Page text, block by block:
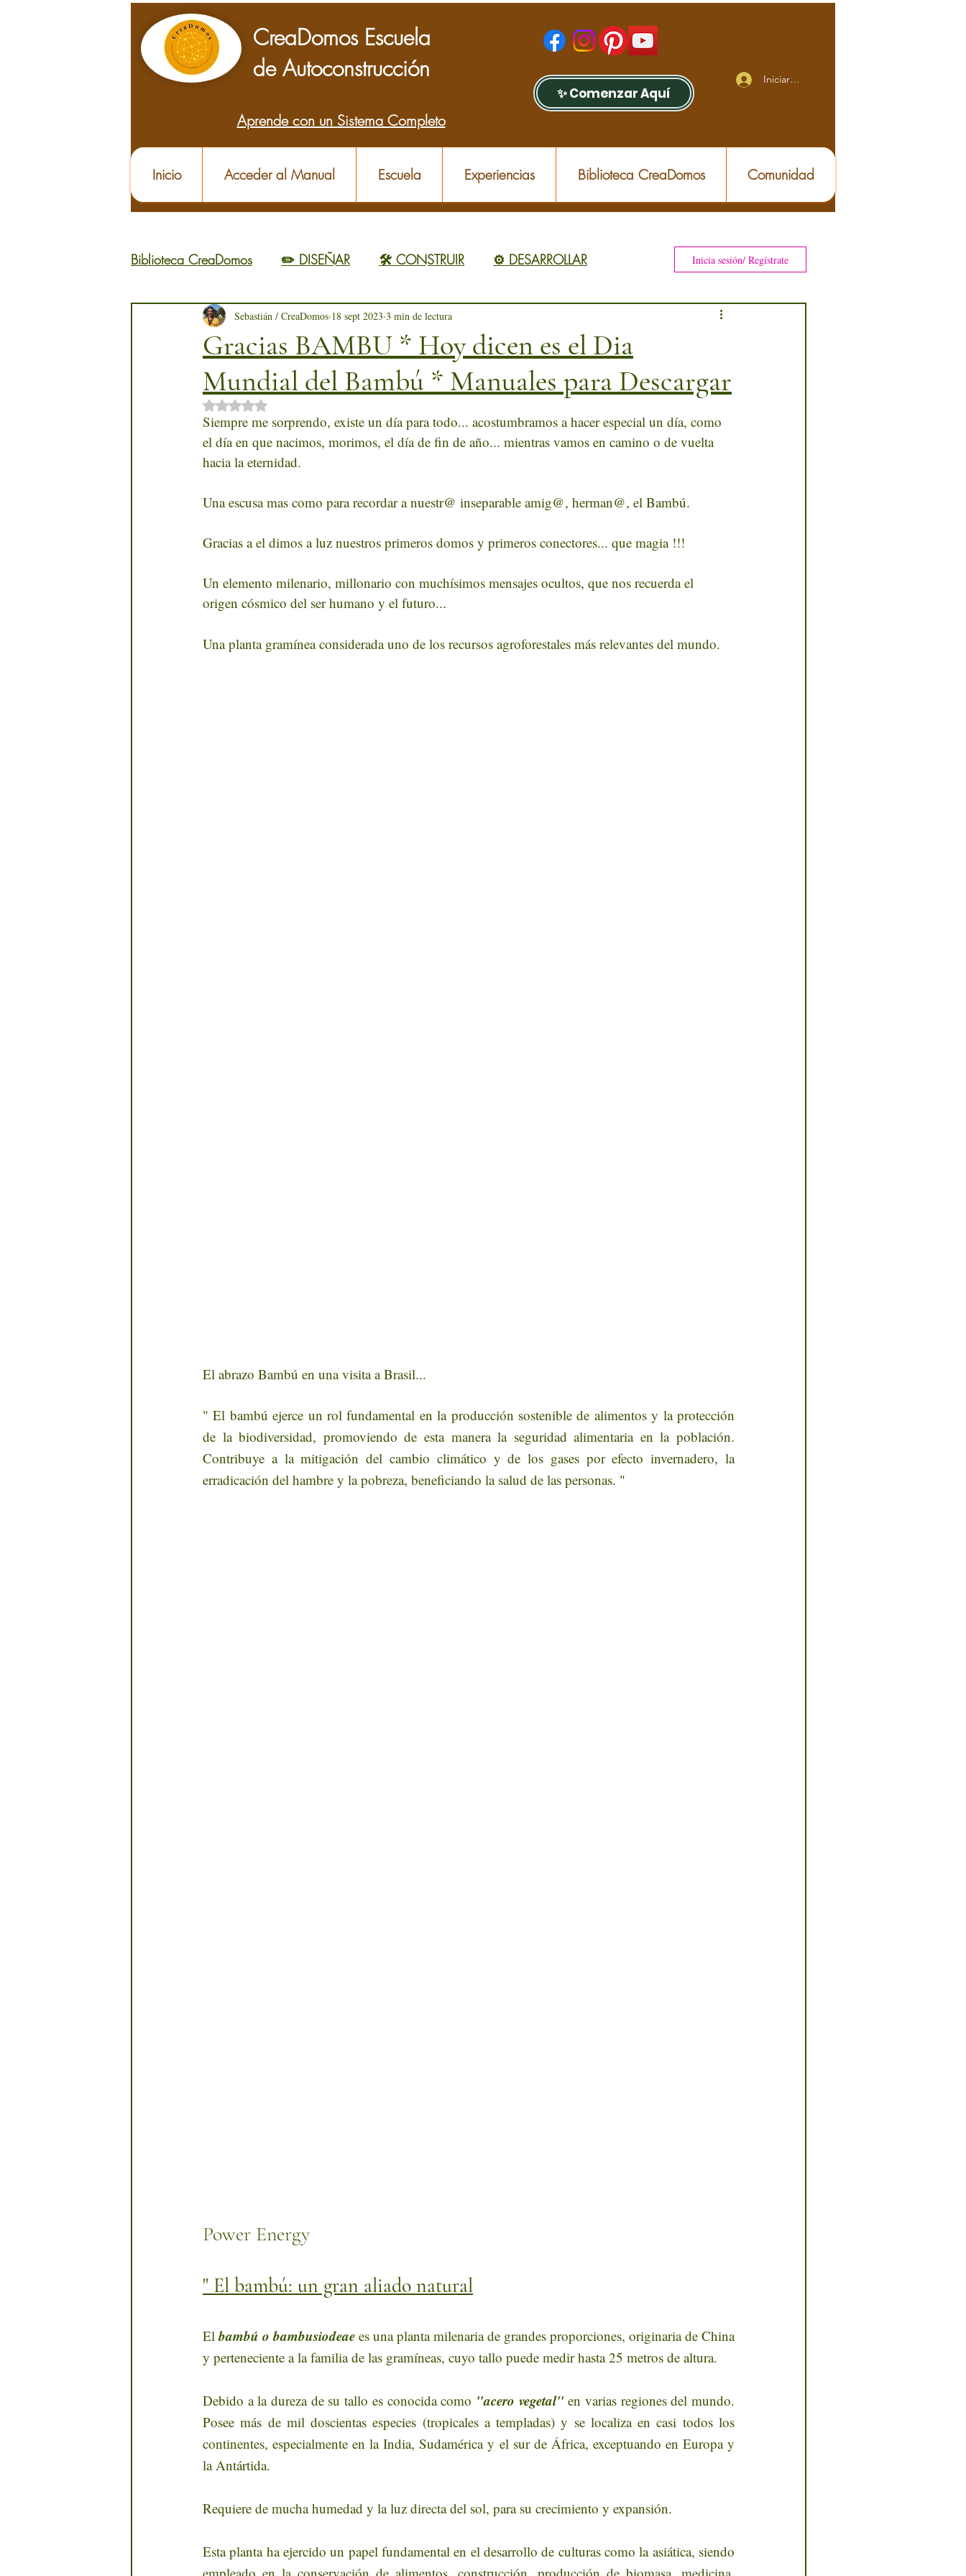
CreaDomos Escuela
de Autoconstrucción
Aprende con un Sistema Completo
✨ Comenzar Aquí
Iniciar sesión
Inicio Acceder al Manual Escuela Experiencias Biblioteca CreaDomos Comunidad
Biblioteca CreaDomos ✏️ DISEÑAR 🛠️ CONSTRUIR ⚙️ DESARROLLAR
🌱 APRENDER
Inicia sesión/ Regístrate
Gracias BAMBU * Hoy dicen es el Dia
Mundial del Bambú * Manuales para Descargar
Sebastián / CreaDomos 18 sept 2023 3 min de lectura
Obtuvo NaN de 5 estrellas.
Siempre me sorprendo, existe un día para todo... acostumbramos a hacer especial un día, como
el día en que nacimos, morimos, el día de fin de año... mientras vamos en camino o de vuelta
hacia la eternidad.
Una escusa mas como para recordar a nuestr@ inseparable amig@, herman@, el Bambú.
Gracias a el dimos a luz nuestros primeros domos y primeros conectores... que magia !!!
Un elemento milenario, millonario con muchísimos mensajes ocultos, que nos recuerda el
origen cósmico del ser humano y el futuro...
Una planta gramínea considerada uno de los recursos agroforestales más relevantes del mundo.
El abrazo Bambú en una visita a Brasil...
" El bambú ejerce un rol fundamental en la producción sostenible de alimentos y la protección
de la biodiversidad, promoviendo de esta manera la seguridad alimentaria en la población.
Contribuye a la mitigación del cambio climático y de los gases por efecto invernadero, la
erradicación del hambre y la pobreza, beneficiando la salud de las personas. "
Power Energy
" El bambú: un gran aliado natural
El bambú o bambusiodeae es una planta milenaria de grandes proporciones, originaria de China
y perteneciente a la familia de las gramíneas, cuyo tallo puede medir hasta 25 metros de altura.
Debido a la dureza de su tallo es conocida como "acero vegetal" en varias regiones del mundo.
Posee más de mil doscientas especies (tropicales a templadas) y se localiza en casi todos los
continentes, especialmente en la India, Sudamérica y el sur de África, exceptuando en Europa y
la Antártida.
Requiere de mucha humedad y la luz directa del sol, para su crecimiento y expansión.
Esta planta ha ejercido un papel fundamental en el desarrollo de culturas como la asiática, siendo